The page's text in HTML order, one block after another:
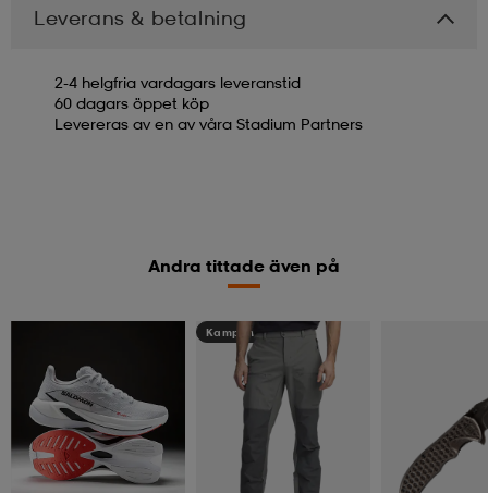
Leverans & betalning
2-4 helgfria vardagars leveranstid
60 dagars öppet köp
Levereras av en av våra Stadium Partners
Andra tittade även på
Kampanj -25%